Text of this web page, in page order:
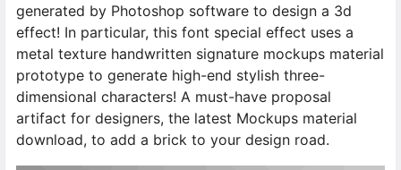
generated by Photoshop software to design a 3d
effect! In particular, this font special effect uses a
metal texture handwritten signature mockups material
prototype to generate high-end stylish three-
dimensional characters! A must-have proposal
artifact for designers, the latest Mockups material
download, to add a brick to your design road.